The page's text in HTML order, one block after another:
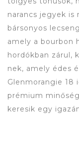
narancs jegyek
bársonyos
amely a bourbon
hordókban zárul,
nek, amely édes
Glenmorangie 18
prémium
keresik egy